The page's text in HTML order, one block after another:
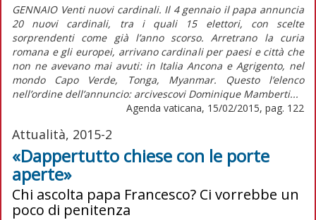
GENNAIO Venti nuovi cardinali. Il 4 gennaio il papa annuncia
20 nuovi cardinali, tra i quali 15 elettori, con scelte
sorprendenti come già l’anno scorso. Arretrano la curia
romana e gli europei, arrivano cardinali per paesi e città che
non ne avevano mai avuti: in Italia Ancona e Agrigento, nel
mondo Capo Verde, Tonga, Myanmar. Questo l’elenco
nell’ordine dell’annuncio: arcivescovi Dominique Mamberti...
Agenda vaticana, 15/02/2015, pag. 122
Attualità, 2015-2
«Dappertutto chiese con le porte
aperte»
Chi ascolta papa Francesco? Ci vorrebbe un
poco di penitenza